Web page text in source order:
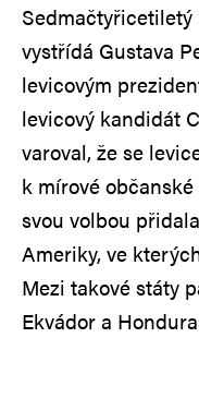
vystřídá Gustava
levicovým
levicový kandidát
varoval, že se
k mírové
svou volbou
Ameriky, ve
Mezi takové státy
Ekvádor a